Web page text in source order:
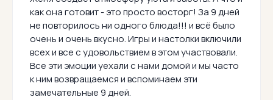
как она готовит - это просто восторг! За 9 дней
не повторилось ни одного блюда!!! и всё было
очень и очень вкусно. Игры и настолки включили
всех и все с удовольствием в этом участвовали.
Все эти эмоции уехали с нами домой и мы часто
к ним возвращаемся и вспоминаем эти
замечательные 9 дней.